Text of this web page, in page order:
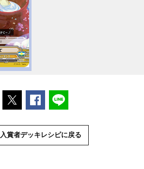
ポストするFacebookでシェアする
入賞者デッキレシピに戻る